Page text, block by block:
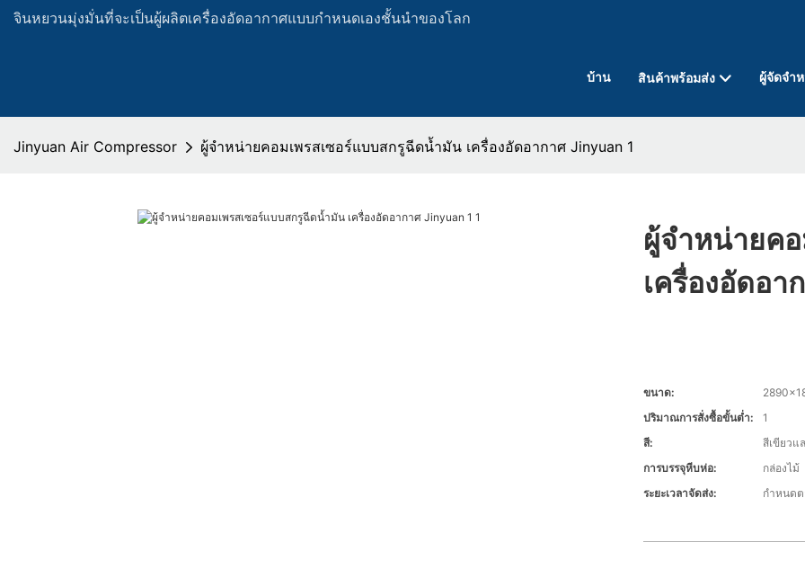
จินหยวนมุ่งมั่นที่จะเป็นผู้ผลิตเครื่องอัดอากาศแบบกำหนดเองชั้นนำของโลก
บ้าน สินค้าพร้อมส่ง ผู้จัดจำ
Jinyuan Air Compressor ผู้จำหน่ายคอมเพรสเซอร์แบบสกรูฉีดน้ำมัน เครื่องอัดอากาศ Jinyuan 1
ผู้จำหน่ายค
เครื่องอัดอา
ขนาด:
ปริมาณการสั่งซื้อขั้นต่ำ:
1
สี:
สีเขียวแ
การบรรจุหีบห่อ:
กล่องไม้
ระยะเวลาจัดส่ง:
กำหนด